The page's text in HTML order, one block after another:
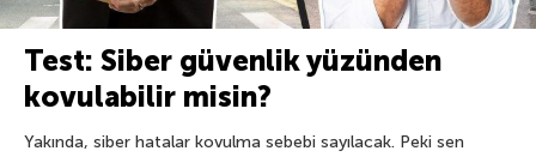
Test: Siber güvenlik yüzünden
kovulabilir misin?
Yakında, siber hatalar kovulma sebebi sayılacak. Peki sen